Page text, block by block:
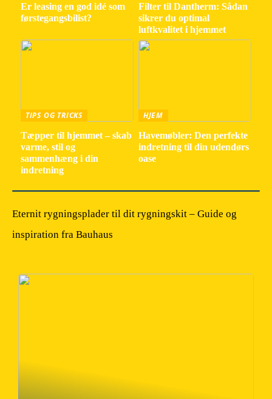
Er leasing en god idé som
førstegangsbilist?
Filter til Dantherm: Sådan
sikrer du optimal
luftkvalitet i hjemmet
TIPS OG TRICKS
Tæpper til hjemmet – skab
varme, stil og
sammenhæng i din
indretning
HJEM
Havemøbler: Den perfekte
indretning til din udendørs
oase
Eternit rygningsplader til dit rygningskit – Guide og
inspiration fra Bauhaus